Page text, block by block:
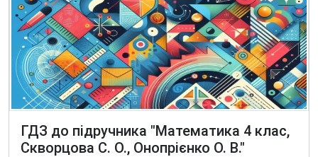
ГДЗ до підручника "Математика 4 клас,
Скворцова С. О., Онопрієнко О. В."